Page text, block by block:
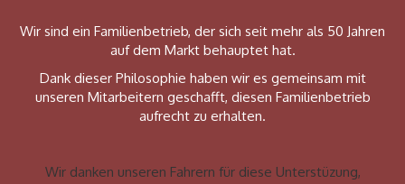
Wir sind ein Familienbetrieb, der sich seit mehr als 50 Jahren
auf dem Markt behauptet hat.
Dank dieser Philosophie haben wir es gemeinsam mit
unseren Mitarbeitern geschafft, diesen Familienbetrieb
aufrecht zu erhalten.
Wir danken unseren Fahrern für diese Unterstüzung,